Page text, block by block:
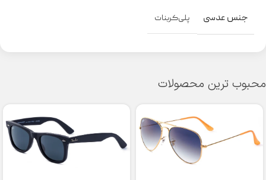
جنس عدسی پلی‌کربنات
محبوب ترین محصولات